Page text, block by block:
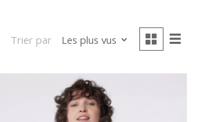
Trier par Les plus vus